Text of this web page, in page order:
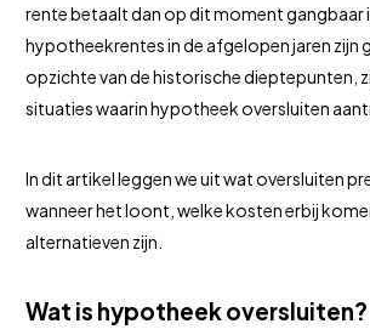
rente betaalt dan op dit moment gangbaar
hypotheekrentes in de afgelopen jaren zijn
opzichte van de historische dieptepunten,
situaties waarin hypotheek oversluiten
In dit artikel leggen we uit wat oversluiten
wanneer het loont, welke kosten erbij
alternatieven zijn.
Wat is hypotheek oversluiten?